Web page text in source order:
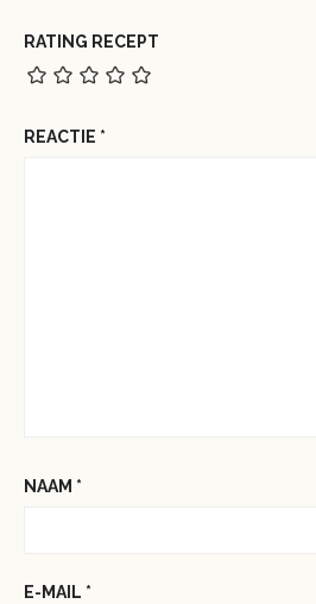
RATING RECEPT
REACTIE *
NAAM *
E-MAIL *